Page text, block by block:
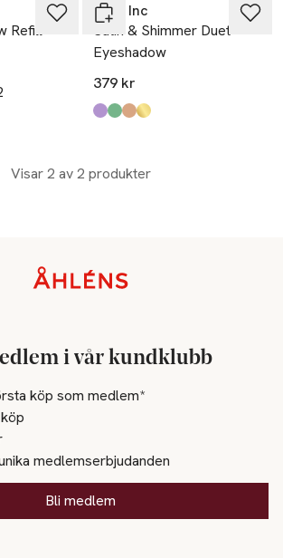
Refill
Rose Inc
Satin & Shimmer Duet
Eyeshadow
379 kr
Produkten finns i färgerna:
Plum,
Olive,
Copper,
Cocoa,
Visar 2 av 2 produkter
i vår kundklubb
köp som medlem*
medlemserbjudanden
Bli medlem